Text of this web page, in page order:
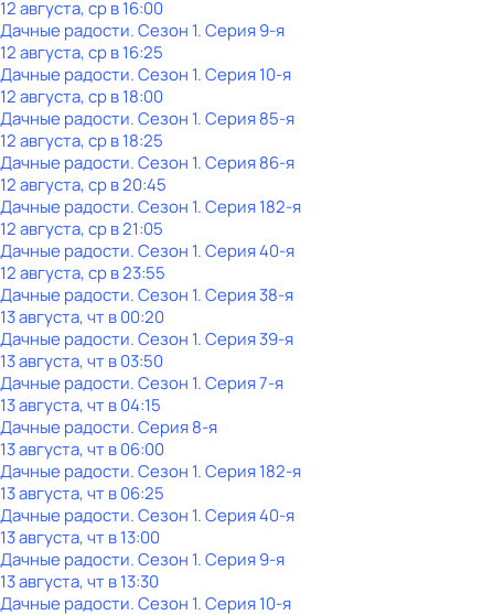
12 августа, ср в 16:00
Дачные радости. Сезон 1. Серия 9-я
12 августа, ср в 16:25
Дачные радости. Сезон 1. Серия 10-я
12 августа, ср в 18:00
Дачные радости. Сезон 1. Серия 85-я
12 августа, ср в 18:25
Дачные радости. Сезон 1. Серия 86-я
12 августа, ср в 20:45
Дачные радости. Сезон 1. Серия 182-я
12 августа, ср в 21:05
Дачные радости. Сезон 1. Серия 40-я
12 августа, ср в 23:55
Дачные радости. Сезон 1. Серия 38-я
13 августа, чт в 00:20
Дачные радости. Сезон 1. Серия 39-я
13 августа, чт в 03:50
Дачные радости. Сезон 1. Серия 7-я
13 августа, чт в 04:15
Дачные радости. Серия 8-я
13 августа, чт в 06:00
Дачные радости. Сезон 1. Серия 182-я
13 августа, чт в 06:25
Дачные радости. Сезон 1. Серия 40-я
13 августа, чт в 13:00
Дачные радости. Сезон 1. Серия 9-я
13 августа, чт в 13:30
Дачные радости. Сезон 1. Серия 10-я